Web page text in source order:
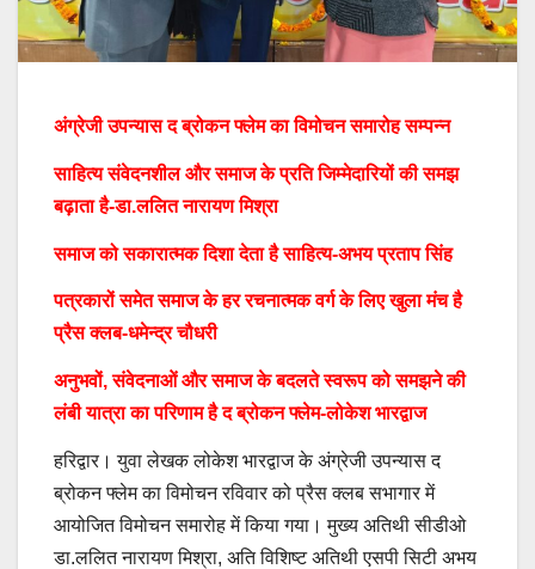
अंग्रेजी उपन्यास द ब्रोकन फ्लेम का विमोचन समारोह सम्पन्न
साहित्य संवेदनशील और समाज के प्रति जिम्मेदारियों की समझ
बढ़ाता है-डा.ललित नारायण मिश्रा
समाज को सकारात्मक दिशा देता है साहित्य-अभय प्रताप सिंह
पत्रकारों समेत समाज के हर रचनात्मक वर्ग के लिए खुला मंच है
प्रैस क्लब-धमेन्द्र चौधरी
अनुभवों, संवेदनाओं और समाज के बदलते स्वरूप को समझने की
लंबी यात्रा का परिणाम है द ब्रोकन फ्लेम-लोकेश भारद्वाज
हरिद्वार। युवा लेखक लोकेश भारद्वाज के अंग्रेजी उपन्यास द
ब्रोकन फ्लेम का विमोचन रविवार को प्रैस क्लब सभागार में
आयोजित विमोचन समारोह में किया गया। मुख्य अतिथी सीडीओ
डा.ललित नारायण मिश्रा, अति विशिष्ट अतिथी एसपी सिटी अभय